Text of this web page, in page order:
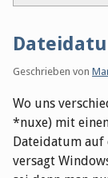
Geschrieben von
Wo uns
*nuxe) mit
Dateidatum auf
versagt